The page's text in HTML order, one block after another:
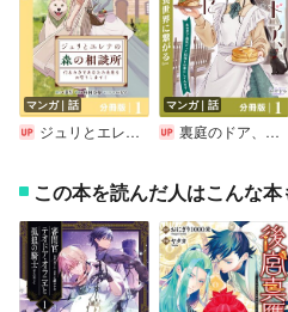
マンガ｜話
ジュリとエレナの森の相談所【分冊版】
マンガ｜話
裏庭のドア、異世界に繋がる【分冊版】
この本を読んだ人はこんな